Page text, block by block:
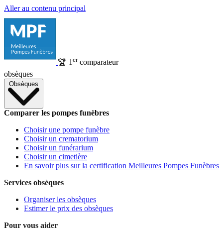
Aller au contenu principal
🏆 1 ercomparateur
obsèques
Obsèques
Comparer les pompes funèbres
Choisir une pompe funèbre
Choisir un crematorium
Choisir un funérarium
Choisir un cimetière
En savoir plus sur la certification Meilleures Pompes Funèbres
Services obsèques
Organiser les obsèques
Estimer le prix des obsèques
Pour vous aider